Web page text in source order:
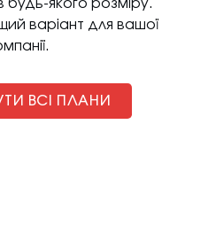
будь-якого розміру.
варіант для вашої
ВСІ ПЛАНИ